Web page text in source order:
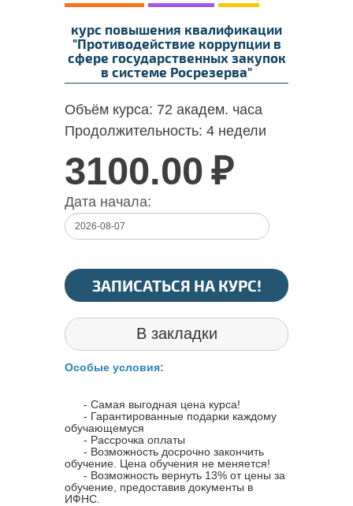
курс повышения квалификации
"Противодействие коррупции в
сфере государственных закупок
в системе Росрезерва"
Объём курса: 72 академ. часа
Продолжительность: 4 недели
3100.00 ₽
Дата начала:
ЗАПИСАТЬСЯ НА КУРС!
В закладки
Особые условия:
- Самая выгодная цена курса!
- Гарантированные подарки каждому
обучающемуся
- Рассрочка оплаты
- Возможность досрочно закончить
обучение. Цена обучения не меняется!
- Возможность вернуть 13% от цены за
обучение, предоставив документы в
ИФНС.